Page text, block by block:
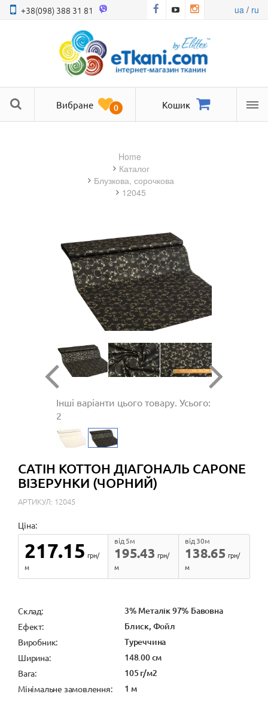
+38(098) 388 31 81 ua/ ru
Вибране 0 Кошик
Home
Каталог
блузкова, сорочкова
12045
Інші варіанти цього товару. Усього:
2
САТІН КОТТОН ДІАГОНАЛЬ CAPONE
ВІЗЕРУНКИ (ЧОРНИЙ)
АРТИКУЛ: 12045
Ціна:
217.15 грн/
м
195.43
від 5м
грн/
м
138.65
від 30м
грн/
м
Cклад: 3% Металік 97% Бавовна
Ефект: Блиск, Фойл
Виробник: Туреччина
Ширина: 148.00 см
Вага: 105 г/м2
Мінімальне замовлення: 1 м